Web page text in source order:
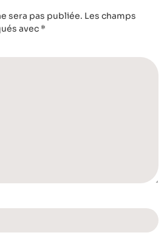
sera pas publiée. Les champs
avec *